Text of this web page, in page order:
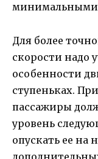
минимальными
Для более
скорости надо
особенности
ступеньках.
пассажиры
уровень
опускать ее на